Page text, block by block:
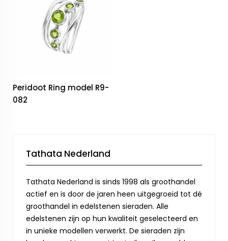
Peridoot Ring model R9-
082
Tathata Nederland
Tathata Nederland is sinds 1998 als groothandel
actief en is door de jaren heen uitgegroeid tot dé
groothandel in edelstenen sieraden. Alle
edelstenen zijn op hun kwaliteit geselecteerd en
in unieke modellen verwerkt. De sieraden zijn